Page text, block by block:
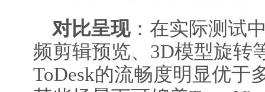
对比呈现：在实际测试
频剪辑预览、3D模型旋转
ToDesk的流畅度明显优于